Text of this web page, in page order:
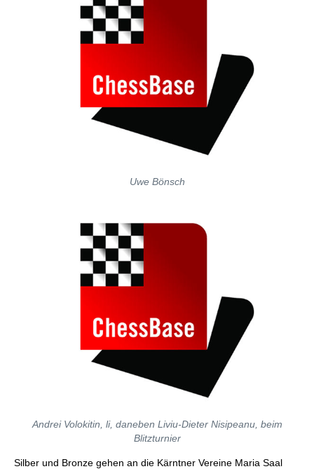
Uwe Bönsch
Andrei Volokitin, li, daneben Liviu-Dieter Nisipeanu, beim
Blitzturnier
Silber und Bronze gehen an die Kärntner Vereine Maria Saal